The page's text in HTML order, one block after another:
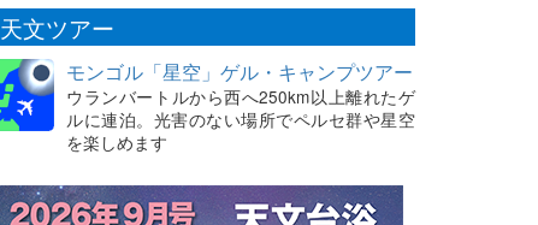
天文ツアー
モンゴル「星空」ゲル・キャンプツアー
ウランバートルから西へ250km以上離れたゲ
ルに連泊。光害のない場所でペルセ群や星空
を楽しめます